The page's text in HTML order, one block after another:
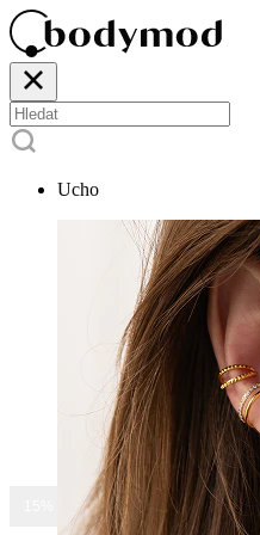
Ucho
15% SLEVA NA VŠECHNY ŠPERKY